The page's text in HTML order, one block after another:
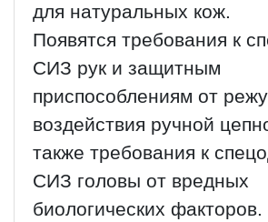
для натуральных кож.
Появятся требования к
СИЗ рук и защитным
приспособлениям от
воздействия ручной
также требования к
СИЗ головы от вредных
биологических факторов.